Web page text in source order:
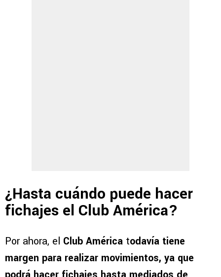
¿Hasta cuándo puede hacer
fichajes el Club América?
Por ahora, el Club América todavía tiene
margen para realizar movimientos, ya que